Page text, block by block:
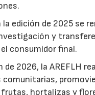
la edición de 2025 se
y
consumidor final.
de 2026, la AREFLH
hortalizas y